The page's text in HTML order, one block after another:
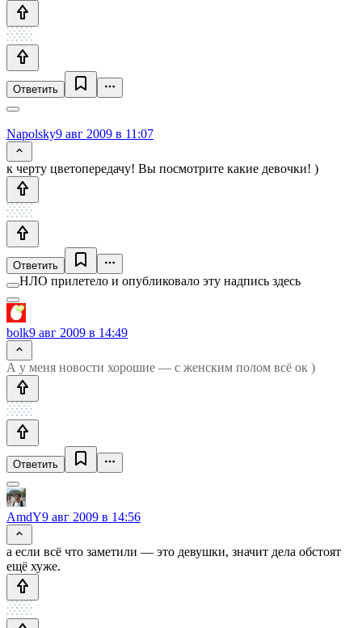
Ответить
Napolsky9 авг 2009 в 11:07
к черту цветопередачу! Вы посмотрите какие девочки! )
Ответить
НЛО прилетело и опубликовало эту надпись здесь
bolk9 авг 2009 в 14:49
А у меня новости хорошие — с женским полом всё ок )
Ответить
AmdY9 авг 2009 в 14:56
а если всё что заметили — это девушки, значит дела обстоят
ещё хуже.